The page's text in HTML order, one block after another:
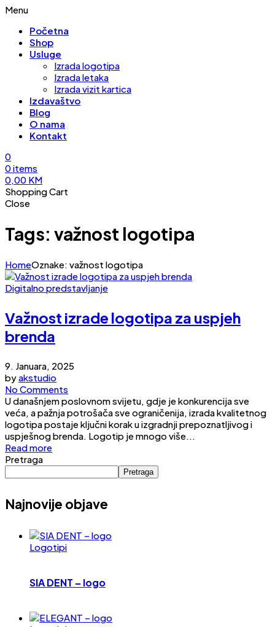
Menu
Početna
Shop
Usluge
Izrada logotipa
Izrada letaka
Izrada vizit kartica
Izdavaštvo
Blog
O nama
Kontakt
0
0items
0,00 KM
Shopping Cart
Close
Tags: važnost logotipa
HomeOznake: važnost logotipa
Digitalno predstavljanje
Važnost izrade logotipa za uspjeh
brenda
9. Januara, 2025
byakstudio
No Comments
U današnjem poslovnom svijetu, gdje je konkurencija sve
veća, a pažnja potrošača sve ograničenija, izrada kvalitetnog
logotipa postaje ključni korak u izgradnji prepoznatljivog i
uspješnog brenda. Logotip je mnogo više...
Read more
Pretraga
Pretraga
Najnovije objave
Logotipi
SIA DENT – logo